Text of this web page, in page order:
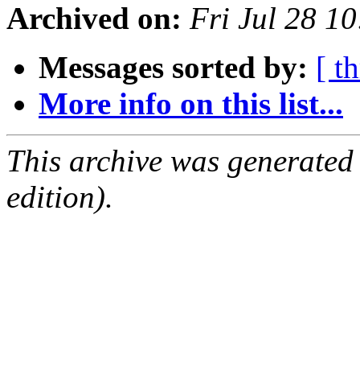
Archived on: Fri Jul 28
Messages sorted by: [
More info on this list...
This archive was
edition).